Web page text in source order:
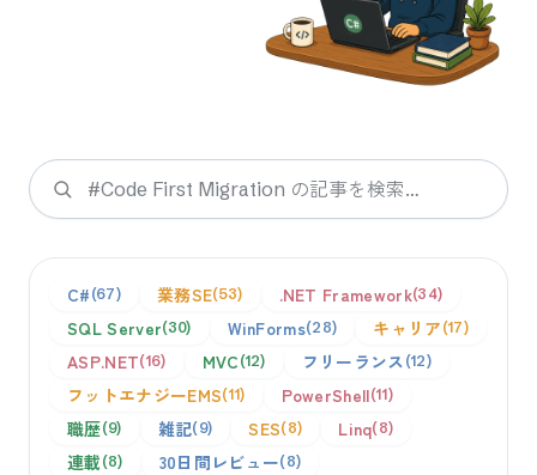
検索
C# 67 業務SE 53 .NET Framework 34
SQL Server 30 WinForms 28 キャリア 17
ASP.NET 16 MVC 12 フリーランス 12
フットエナジーEMS 11 PowerShell 11
職歴 9 雑記 9 SES 8 Linq 8
連載 8 30日間レビュー 8